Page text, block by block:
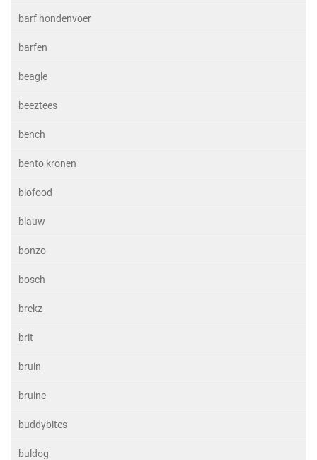
barf hondenvoer
barfen
beagle
beeztees
bench
bento kronen
biofood
blauw
bonzo
bosch
brekz
brit
bruin
bruine
buddybites
buldog